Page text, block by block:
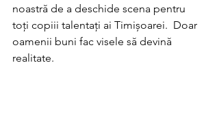
noastră de a deschide scena pentru
toți copiii talentați ai Timișoarei.  Doar
oamenii buni fac visele să devină
realitate.